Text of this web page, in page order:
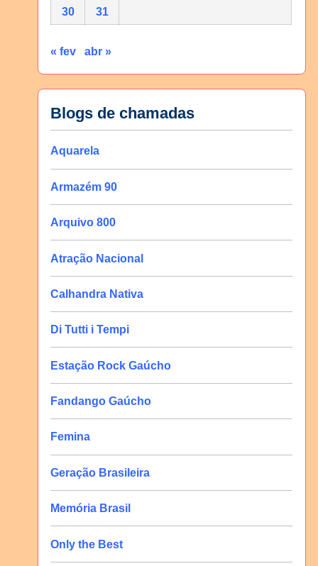
30 31
« fev abr »
Blogs de chamadas
Aquarela
Armazém 90
Arquivo 800
Atração Nacional
Calhandra Nativa
Di Tutti i Tempi
Estação Rock Gaúcho
Fandango Gaúcho
Femina
Geração Brasileira
Memória Brasil
Only the Best